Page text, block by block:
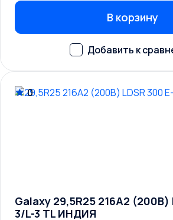
В корзину
0
Galaxy 29,5R25 216A2 (200B)
3/L-3 TL ИНДИЯ